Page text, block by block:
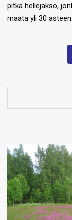
pitkä hellejakso,
maata yli 30